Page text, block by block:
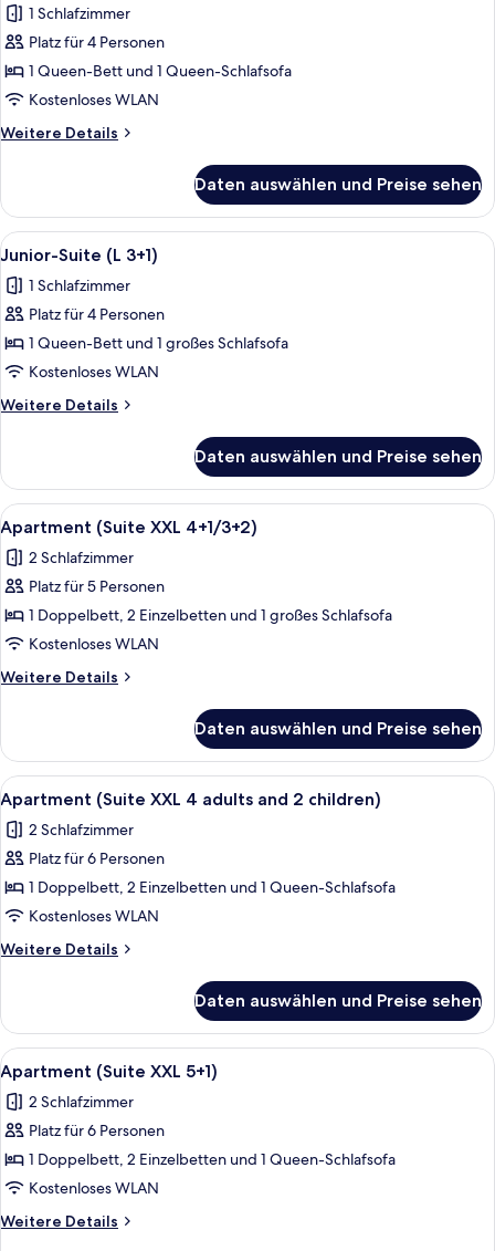
für
Junior-
Suite
(L
2+2/1+3)
anzeigen
1 Schlafzimmer
Platz für 4 Personen
1 Queen-Bett und 1 Queen-Schlafsofa
Kostenloses WLAN
Weitere Details
Weitere
Suite
(L
2+2/1+3)
Daten auswählen und Preise sehen
Alle
Fotos
für
Junior-
Suite
(L
3+1)
anzeigen
Ein modernes Wohnzimmer mit
21
Junior-Suite (L 3+1)
1 Schlafzimmer
Platz für 4 Personen
1 Queen-Bett und 1 großes Schlafsofa
Kostenloses WLAN
Weitere Details
Weitere
Suite
(L
3+1)
Daten auswählen und Preise sehen
Alle
Fotos
für
Apartment
(Suite
XXL
4+1/3+2)
anzeigen
Eine Küche mit einer schwarzen
8
Apartment (Suite XXL 4+1/3+2)
2 Schlafzimmer
Platz für 5 Personen
1 Doppelbett, 2 Einzelbetten und 1 großes Schlafsofa
Kostenloses WLAN
Weitere Details
Weitere
(Suite
XXL
4+1/3+2)
Daten auswählen und Preise sehen
Alle
Fotos
für
Apartment
(Suite
XXL
4
adults
2
children)
anzeigen
Eine Küche mit einer schwarzen
8
Apartment (Suite XXL 4 adults and 2 children)
2 Schlafzimmer
Platz für 6 Personen
1 Doppelbett, 2 Einzelbetten und 1 Queen-Schlafsofa
Kostenloses WLAN
Weitere Details
Weitere
(Suite
XXL
4
adults
and
2
Daten auswählen und Preise sehen
Alle
Fotos
für
Apartment
(Suite
XXL
5+1)
anzeigen
Eine Küche mit einer schwarzen
8
Apartment (Suite XXL 5+1)
2 Schlafzimmer
Platz für 6 Personen
1 Doppelbett, 2 Einzelbetten und 1 Queen-Schlafsofa
Kostenloses WLAN
Weitere Details
Weitere